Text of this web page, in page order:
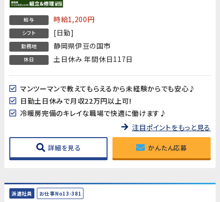
給与 時給1,200円
シフト [日勤]
勤務地 静岡県伊豆の国市
休日 土日休み 年間休日117日
マンツーマンで教えてもらえるから未経験からでも安心♪
日勤土日休みで月収22万円以上可!
冷暖房完備のキレイな職場で快適に働けます♪
注目ポイントをもっと見る
詳細を見る かんたん応募
派遣社員 お仕事No13-381